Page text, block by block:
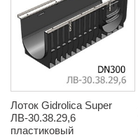
Лоток Gidrolica Super
ЛВ-30.38.29,6
пластиковый